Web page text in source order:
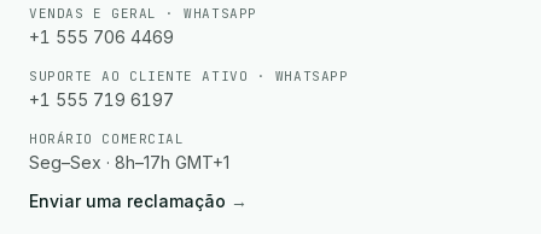
VENDAS E GERAL · WHATSAPP
+1 555 706 4469
SUPORTE AO CLIENTE ATIVO · WHATSAPP
+1 555 719 6197
HORÁRIO COMERCIAL
Seg–Sex · 8h–17h GMT+1
Enviar uma reclamação →